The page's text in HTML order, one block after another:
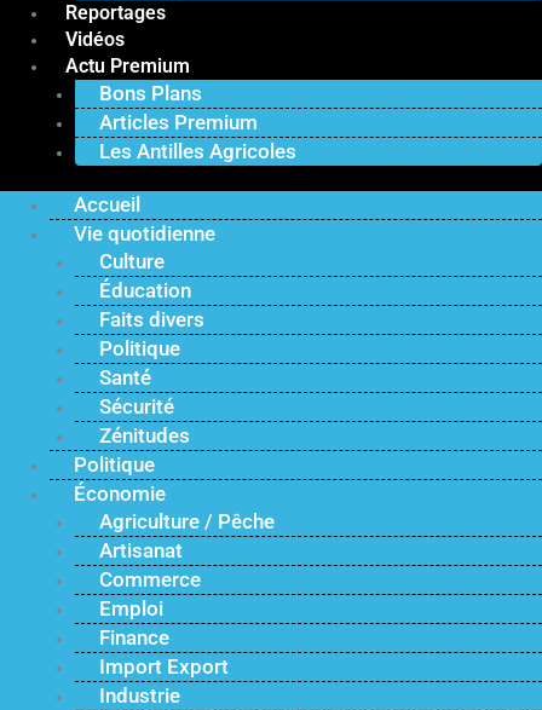
Reportages
Vidéos
Actu Premium
Bons Plans
Articles Premium
Les Antilles Agricoles
Accueil
Vie quotidienne
Culture
Éducation
Faits divers
Politique
Santé
Sécurité
Zénitudes
Politique
Économie
Agriculture / Pêche
Artisanat
Commerce
Emploi
Finance
Import Export
Industrie